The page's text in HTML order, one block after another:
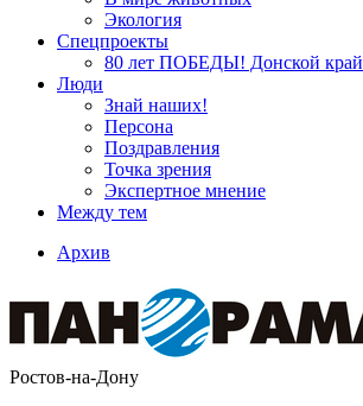
Экология
Спецпроекты
80 лет ПОБЕДЫ! Донской край
Люди
Знай наших!
Персона
Поздравления
Точка зрения
Экспертное мнение
Между тем
Архив
Ростов-на-Дону